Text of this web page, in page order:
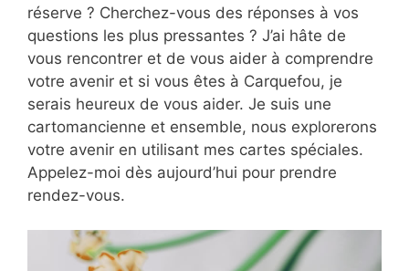
réserve ? Cherchez-vous des réponses à vos
questions les plus pressantes ? J’ai hâte de
vous rencontrer et de vous aider à comprendre
votre avenir et si vous êtes à Carquefou, je
serais heureux de vous aider. Je suis une
cartomancienne et ensemble, nous explorerons
votre avenir en utilisant mes cartes spéciales.
Appelez-moi dès aujourd’hui pour prendre
rendez-vous.